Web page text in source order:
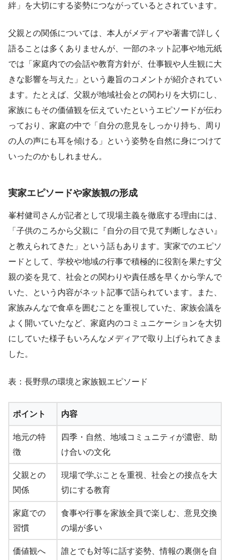
絆」を大切にする姿勢につながっているとされています。
父親との関係については、本人がメディアや著書で詳しく
語ることは多くありませんが、一部のネット記事や地元紙
では「家庭内での会話や教育方針が、仕事観や人生観に大
きな影響を与えた」という趣旨のコメントが紹介されてい
ます。たとえば、父親が地域社会との関わりを大切にし、
家族にもその価値観を伝えていたというエピソードが伝わ
っており、家庭の中で「自分の意見をしっかり持ち、周り
の人の声にも耳を傾ける」という姿勢を自然に身につけて
いったのかもしれません。
実家エピソードや家族観の形成
峯村健司さんが記者として現場主義を徹底する理由には、
「子供のころから父親に『自分の目で見て判断しなさい』
と教えられてきた」という話もあります。実家でのエピソ
ードとして、学校や地域の行事で積極的に役割を果たす父
親の姿を見て、社会との関わりや責任感を早くから学んで
いた、という内容がネット記事で語られています。また、
家族みんなで食卓を囲むことを重視していた、家族会議を
よく開いていたなど、家庭内のコミュニケーションを大切
にしていた様子もいろんなメディアで取り上げられてきま
した。
表：長野県の環境と家族観エピソード
ポイント 内容
地元の特
徴
四季・自然、地域コミュニティが濃密、助
け合いの文化
父親との
関係
現場で学ぶことを重視、社会との接点を大
切にする教育
家庭での
習慣
食事や行事を家族全員で楽しむ、意見交換
の場が多い
価値観へ
誰とでも対等に話す姿勢、情報の裏側を自